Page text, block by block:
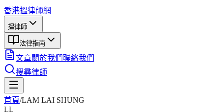
香港搵律師網
搵律師
法律指南
文章關於我們聯絡我們
搜尋律師
首頁/LAM LAI SHUNG
LL